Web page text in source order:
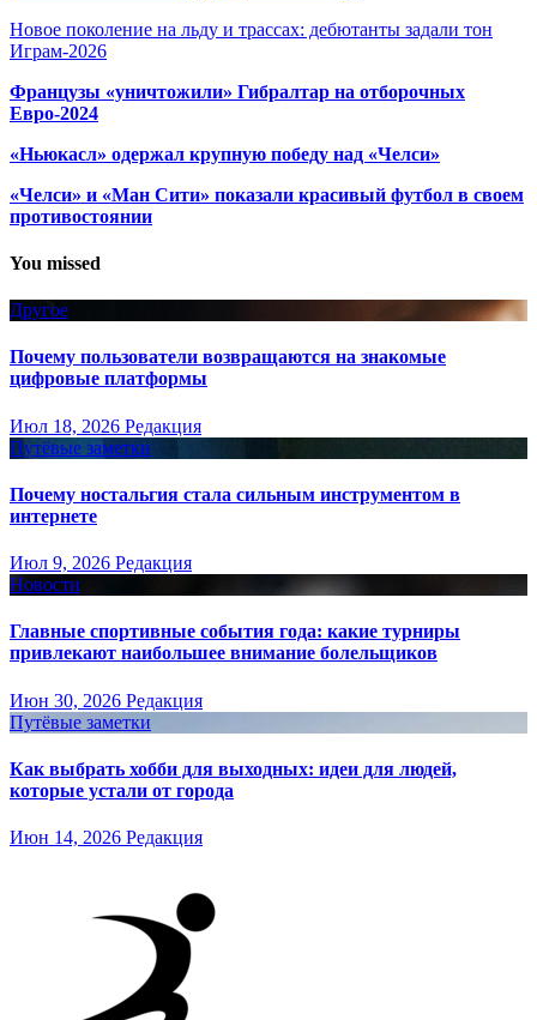
Новое поколение на льду и трассах: дебютанты задали тон
Играм-2026
Французы «уничтожили» Гибралтар на отборочных
Евро-2024
«Ньюкасл» одержал крупную победу над «Челси»
«Челси» и «Ман Сити» показали красивый футбол в своем
противостоянии
You missed
Другое
Почему пользователи возвращаются на знакомые
цифровые платформы
Июл 18, 2026 Редакция
Путёвые заметки
Почему ностальгия стала сильным инструментом в
интернете
Июл 9, 2026 Редакция
Новости
Главные спортивные события года: какие турниры
привлекают наибольшее внимание болельщиков
Июн 30, 2026 Редакция
Путёвые заметки
Как выбрать хобби для выходных: идеи для людей,
которые устали от города
Июн 14, 2026 Редакция